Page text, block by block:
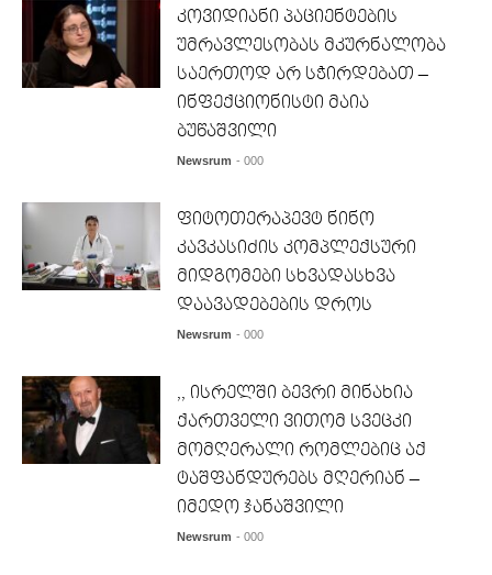
კოვიდიანი პაციენტების
უმრავლესობას მკურნალობა
საერთოდ არ სჭირდებათ –
ინფექციონისტი მაია
ბუწაშვილი
Newsrum - 000
ფიტოთერაპევტ ნინო
კავკასიძის კომპლექსური
მიდგომები სხვადასხვა
დაავადებების დროს
Newsrum - 000
,, ისრელში ბევრი მინახია
ქართველი ვითომ სვეცკი
მომღერალი რომლებიც აქ
ტაშფანდურებს მღერიან –
იმედო ჯანაშვილი
Newsrum - 000